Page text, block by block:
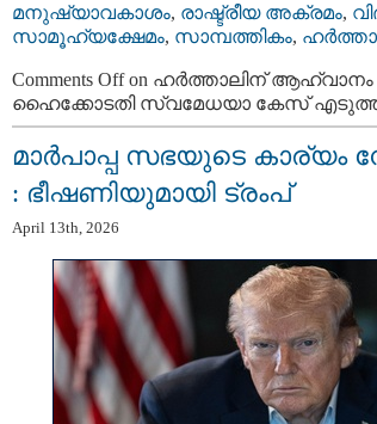
മനുഷ്യാവകാശം, രാഷ്ട്രീയ അക്രമം,
സാമൂഹ്യക്ഷേമം, സാമ്പത്തികം,
Comments Offon ഹര്‍ത്താലിന്
ഹൈക്കോടതി സ്വമേധയാ കേസ്
മാർപാപ്പ സഭയുടെ കാര്യം
: ഭീഷണിയുമായി ട്രംപ്
April 13th, 2026